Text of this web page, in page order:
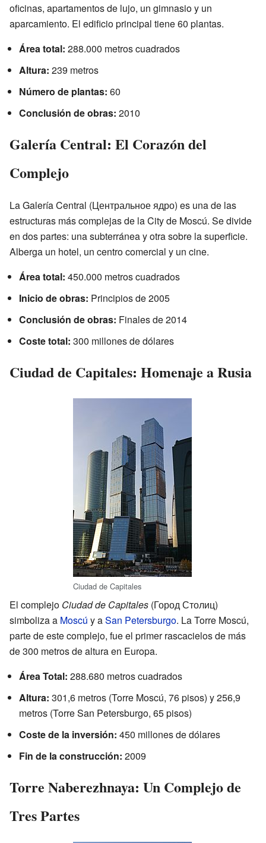
oficinas, apartamentos de lujo, un gimnasio y un
aparcamiento. El edificio principal tiene 60 plantas.
Área total: 288.000 metros cuadrados
Altura: 239 metros
Número de plantas: 60
Conclusión de obras: 2010
Galería Central: El Corazón del
Complejo
La Galería Central (Центральное ядро) es una de las
estructuras más complejas de la City de Moscú. Se divide
en dos partes: una subterránea y otra sobre la superficie.
Alberga un hotel, un centro comercial y un cine.
Área total: 450.000 metros cuadrados
Inicio de obras: Principios de 2005
Conclusión de obras: Finales de 2014
Coste total: 300 millones de dólares
Ciudad de Capitales: Homenaje a Rusia
Ciudad de Capitales
El complejo Ciudad de Capitales (Город Столиц)
simboliza a Moscú y aSan Petersburgo. La Torre Moscú,
parte de este complejo, fue el primer rascacielos de más
de 300 metros de altura en Europa.
Área Total: 288.680 metros cuadrados
Altura: 301,6 metros (Torre Moscú, 76 pisos) y 256,9
metros (Torre San Petersburgo, 65 pisos)
Coste de la inversión: 450 millones de dólares
Fin de la construcción: 2009
Torre Naberezhnaya: Un Complejo de
Tres Partes